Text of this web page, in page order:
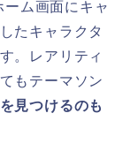
ム画面にキャ
たキャラクタ
。レアリティ
もテーマソン
見つけるのも